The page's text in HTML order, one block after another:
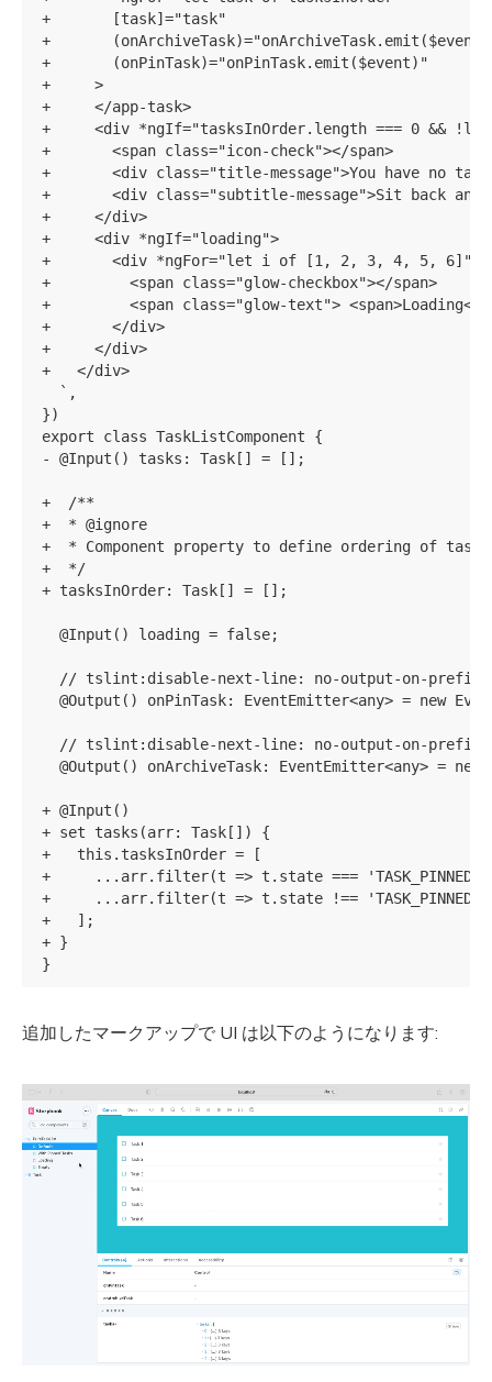
+       [task]="task"
+
+       (onPinTask)="onPinTask.emit($event)"
+     >
+     </app-task>
+     <div *ngIf="tasksInOrder.length === 0 &&
+       <span class="icon-check"></span>
+       <div class="title-message">You have no
+       <div class="subtitle-message">Sit back and
+     </div>
+     <div *ngIf="loading">
+       <div *ngFor="let i of [1, 2, 3, 4, 5, 6]"
+         <span class="glow-checkbox"></span>
+         <span class="glow-text"> <span>Loading</
+       </div>
+     </div>
+   </div>
  `,
})
export class TaskListComponent {
- @Input() tasks: Task[] = [];
+  /**
+  * @ignore
+  * Component property to define ordering of tasks
+  */
+ tasksInOrder: Task[] = [];
  @Input() loading = false;
  // tslint:disable-next-line: no-output-on-prefix
@Output() onPinTask: EventEmitter<any> = new
  // tslint:disable-next-line: no-output-on-prefix
@Output() onArchiveTask: EventEmitter<any> = new
+ @Input()
+ set tasks(arr: Task[]) {
+   this.tasksInOrder = [
+     ...arr.filter(t => t.state ===
+     ...arr.filter(t => t.state !==
+   ];
+ }
追加したマークアップで UI は以下のようになります: